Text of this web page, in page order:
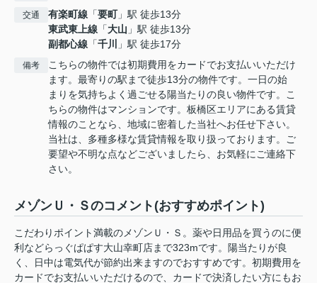
交通 有楽町線 「要町」駅 徒歩13分
東武東上線 「大山 」駅 徒歩13分
副都心線 「千川 」駅 徒歩17分
備考
こちらの物件では初期費用をカードでお支払いいただけ
ます。最寄りの駅まで徒歩13分の物件です。一日の始
まりを気持ちよく過ごせる陽当たりの良い物件です。こ
ちらの物件はマンションです。板橋区エリアにある賃貸
情報のことなら、地域に密着した当社へお任せ下さい。
当社は、多種多様な賃貸情報を取り扱っております。ご
要望や不明な点などございましたら、お気軽にご連絡下
さい。
メゾンＵ・Ｓのコメント(おすすめポイント)
こだわりポイント満載のメゾンＵ・Ｓ。薬や日用品を買うのに便
利などらっぐぱぱす大山幸町店まで323mです。陽当たりが良
く、日中は電気代が節約出来ますのでおすすめです。初期費用を
カードでお支払いいただけるので、カードで決済したい方にもお